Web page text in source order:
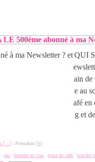
500ème abonné à ma
QUI
ain de
e au
afé en
g et
[ …] - Permalien [#]
,jeu ,bracelet en cuir,grain de café ,bracelet